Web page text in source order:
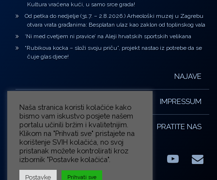
Kultura vraćena kući, u samo srce grada!
Od petka do nedjelje (31.7. – 2.8.2026.) Arheološki muzej u Zagrebu
otvara vrata građanima: Besplatan ulaz kao zaklon od toplinskog vala
‘Ni med cvetjem ni pravice’ na Aleji hrvatskih sportskih velikana
“Rubikova kocka – složi svoju priču”, projekt nastao iz potrebe da se
čuje glas djece!
NAJAVE
IMPRESSUM
PRATITE NAS
FacebookLinkedIn E-
Naša stranica koristi kolačiće kako
bismo vam iskustvo posjete našem
portalu učinili bržim i kvalitetnijim.
Klikom na "Prihvati sve" pristajete na
korištenje SVIH kolačića, no svoj
pristanak možete kontrolirati kroz
izbornik "Postavke kolačića".
Postavke Prihvati sve